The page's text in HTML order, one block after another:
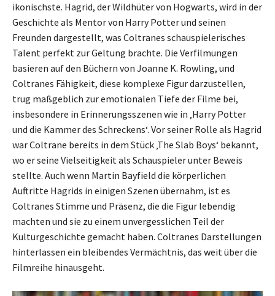
ikonischste. Hagrid, der Wildhüter von Hogwarts, wird in der
Geschichte als Mentor von Harry Potter und seinen
Freunden dargestellt, was Coltranes schauspielerisches
Talent perfekt zur Geltung brachte. Die Verfilmungen
basieren auf den Büchern von Joanne K. Rowling, und
Coltranes Fähigkeit, diese komplexe Figur darzustellen,
trug maßgeblich zur emotionalen Tiefe der Filme bei,
insbesondere in Erinnerungsszenen wie in ‚Harry Potter
und die Kammer des Schreckens‘. Vor seiner Rolle als Hagrid
war Coltrane bereits in dem Stück ‚The Slab Boys‘ bekannt,
wo er seine Vielseitigkeit als Schauspieler unter Beweis
stellte. Auch wenn Martin Bayfield die körperlichen
Auftritte Hagrids in einigen Szenen übernahm, ist es
Coltranes Stimme und Präsenz, die die Figur lebendig
machten und sie zu einem unvergesslichen Teil der
Kulturgeschichte gemacht haben. Coltranes Darstellungen
hinterlassen ein bleibendes Vermächtnis, das weit über die
Filmreihe hinausgeht.